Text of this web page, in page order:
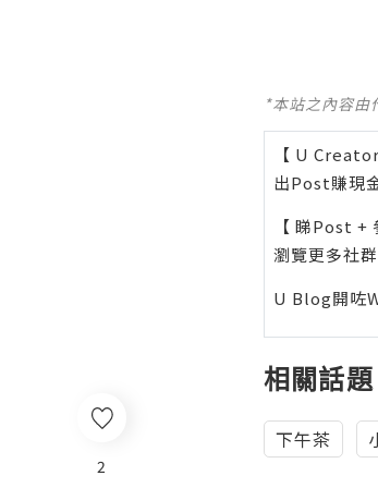
2
*本站之內容由
【 U
出Post賺現
【 睇Post +
瀏覽更多社群
U Blog開咗
相關話題
下午茶